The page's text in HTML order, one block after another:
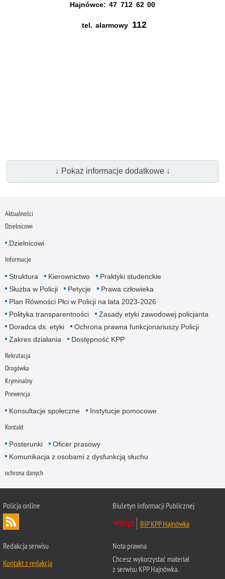
Hajnówce: 47 712 62 00
tel. alarmowy 112
↓ Pokaż informacje dodatkowe ↓
Aktualności
Dzielnicowi
Dzielnicowi
Informacje
Struktura Kierownictwo
Praktyki studenckie
Służba w Policji
Petycje
Prawa człowieka
Plan Równości Płci w Policji na lata 2023-2026
Polityka transparentności
Zasady etyki zawodowej policjanta
Doradca ds. etyki
Ochrona prawna funkcjonariuszy Policji
Zakres działania
Dostępność KPP
Rekrutacja
Drogówka
Kryminalny
Prewencja
Konsultacje społeczne Instytucje pomocowe
Kontakt
Posterunki
Oficer prasowy
Komunikacja z osobami z dysfunkcją słuchu
ochrona danych
Policja online
Biuletyn Informacji Publicznej
BIP KPP Hajnówka
Redakcja serwisu
Kontakt z redakcją
Nota prawna
Chcesz wykorzystać materiał
z serwisu KPP Hajnówka.